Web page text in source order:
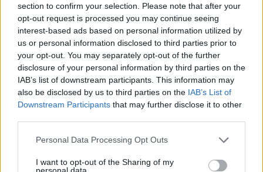
section to confirm your selection. Please note that after your
opt-out request is processed you may continue seeing
interest-based ads based on personal information utilized by
us or personal information disclosed to third parties prior to
your opt-out. You may separately opt-out of the further
disclosure of your personal information by third parties on the
IAB’s list of downstream participants. This information may
also be disclosed by us to third parties on the IAB’s List of
Downstream Participants that may further disclose it to other
Personal Data Processing Opt Outs
I want to opt-out of the Sharing of my
personal data.
incredibile, ma anche se non avessi fatto gol sono molto
contento per la prestazione della squadra. E' una partita
importate per il campionato, vogliamo raggiungere l'obiettivo
di stare vicino al Napoli. Ora pensiamo all'Empoli, la partita di
Champions sarà un'altra partita. Ho scambiato la maglia con
Kvara. Sono un suo grande fan, mi piace per quello che fa in
campo è un po' simile a me e sta facendo una grande
stagione".